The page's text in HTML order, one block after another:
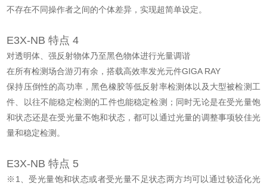
不存在不同操作者之间的个体差异，实现超简单设定。
E3X-NB 特点 4
对透明体、强反射物体乃至黑色物体进行光量调谐
在所有检测场合游刃有余，搭载高效率发光元件GIGA RAY
保持压倒性的高功率，黑色橡胶等低反射率检测体以及大型被检测工
件、以往不能稳定检测的工件也能稳定检测；同时无论是在受光量饱
和状态还是在受光量不饱和状态，都可以通过光量的调整事项较佳光
量和稳定检测。
E3X-NB 特点 5
※1、受光量饱和状态或者受光量不足状态两方均可以通过较适化光